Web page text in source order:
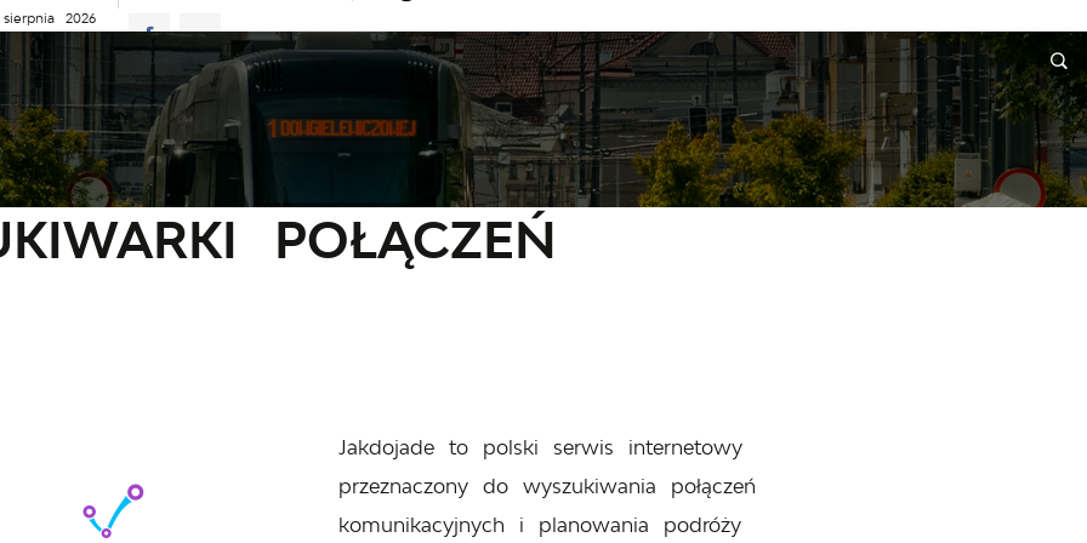
2026
26°C
JAZDY AKTUALNOŚCI KOMUNIKATY NASZA OFERTA INFORMACJE WNIOSKI I REKLAMACJE KONTAKT
Wyszukiwarki połączeń
POŁĄCZEŃ
Jakdojade to polski serwis internetowy
przeznaczony do wyszukiwania połączeń
komunikacyjnych i planowania podróży